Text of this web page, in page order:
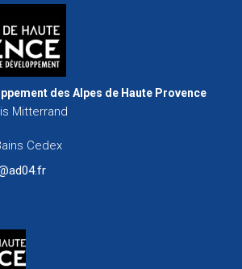
des Alpes de Haute Provence
Mitterrand
Cedex